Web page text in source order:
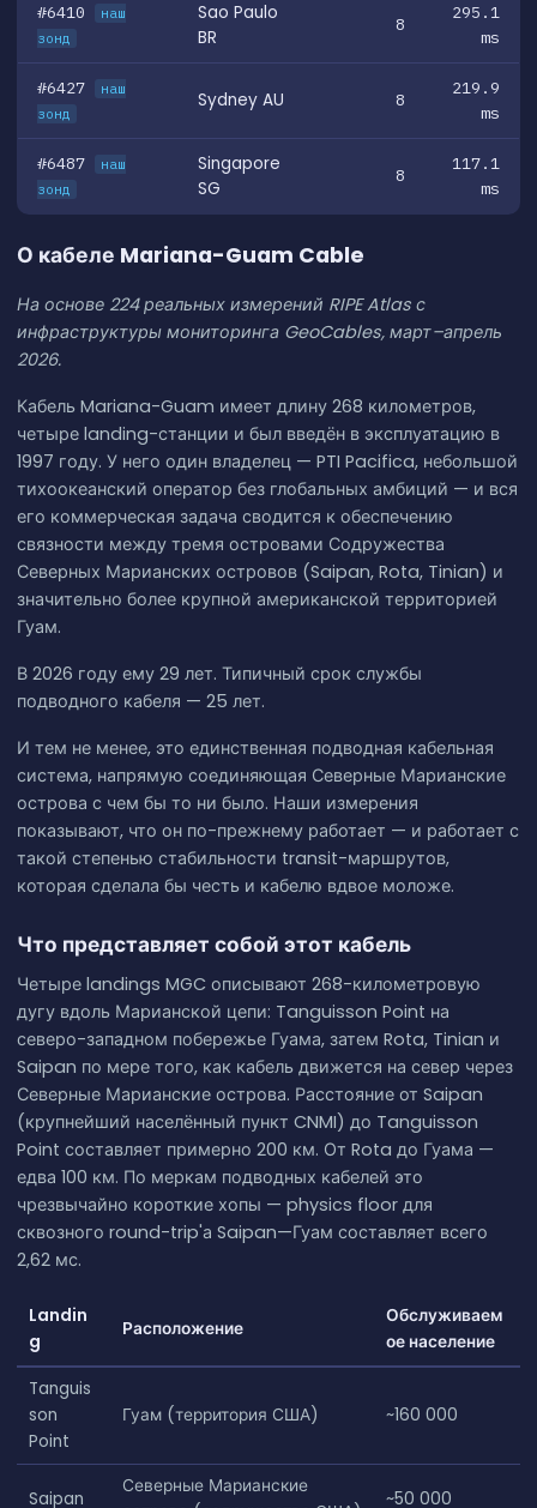
#6410
наш
зонд
Sao Paulo
BR
8
295.1
ms
#6427
наш
зонд
Sydney AU 8
219.9
ms
#6487
наш
зонд
Singapore
SG
8
117.1
ms
О кабеле Mariana-Guam Cable
На основе 224 реальных измерений RIPE Atlas с
инфраструктуры мониторинга GeoCables, март–апрель
2026.
Кабель Mariana-Guam имеет длину 268 километров,
четыре landing-станции и был введён в эксплуатацию в
1997 году. У него один владелец — PTI Pacifica, небольшой
тихоокеанский оператор без глобальных амбиций — и вся
его коммерческая задача сводится к обеспечению
связности между тремя островами Содружества
Северных Марианских островов (Saipan, Rota, Tinian) и
значительно более крупной американской территорией
Гуам.
В 2026 году ему 29 лет. Типичный срок службы
подводного кабеля — 25 лет.
И тем не менее, это единственная подводная кабельная
система, напрямую соединяющая Северные Марианские
острова с чем бы то ни было. Наши измерения
показывают, что он по-прежнему работает — и работает с
такой степенью стабильности transit-маршрутов,
которая сделала бы честь и кабелю вдвое моложе.
Что представляет собой этот кабель
Четыре landings MGC описывают 268-километровую
дугу вдоль Марианской цепи: Tanguisson Point на
северо-западном побережье Гуама, затем Rota, Tinian и
Saipan по мере того, как кабель движется на север через
Северные Марианские острова. Расстояние от Saipan
(крупнейший населённый пункт CNMI) до Tanguisson
Point составляет примерно 200 км. От Rota до Гуама —
едва 100 км. По меркам подводных кабелей это
чрезвычайно короткие хопы — physics floor для
сквозного round-trip'а Saipan—Гуам составляет всего
2,62 мс.
Landin
g
Расположение
Обслуживаем
ое население
Tanguis
son
Point
Гуам (территория США) ~160 000
Saipan
Северные Марианские
~50 000